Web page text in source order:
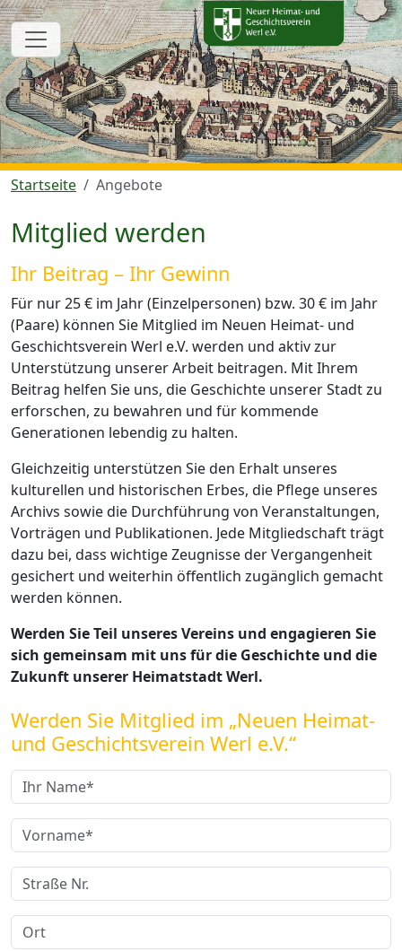
Startseite Angebote
Mitglied werden
Ihr Beitrag – Ihr Gewinn
Für nur 25 € im Jahr (Einzelpersonen) bzw. 30 € im Jahr
(Paare) können Sie Mitglied im Neuen Heimat- und
Geschichtsverein Werl e.V. werden und aktiv zur
Unterstützung unserer Arbeit beitragen. Mit Ihrem
Beitrag helfen Sie uns, die Geschichte unserer Stadt zu
erforschen, zu bewahren und für kommende
Generationen lebendig zu halten.
Gleichzeitig unterstützen Sie den Erhalt unseres
kulturellen und historischen Erbes, die Pflege unseres
Archivs sowie die Durchführung von Veranstaltungen,
Vorträgen und Publikationen. Jede Mitgliedschaft trägt
dazu bei, dass wichtige Zeugnisse der Vergangenheit
gesichert und weiterhin öffentlich zugänglich gemacht
werden können.
Werden Sie Teil unseres Vereins und engagieren Sie
sich gemeinsam mit uns für die Geschichte und die
Zukunft unserer Heimatstadt Werl.
Werden Sie Mitglied im „Neuen Heimat-
und Geschichtsverein Werl e.V.“